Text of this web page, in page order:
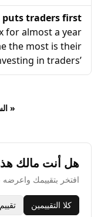
traders first
for almost a year
the most is their
in traders’
signals feels
broker that puts
«
هل أنت مالك
افتخر بتقييمك
كلا التقييمين